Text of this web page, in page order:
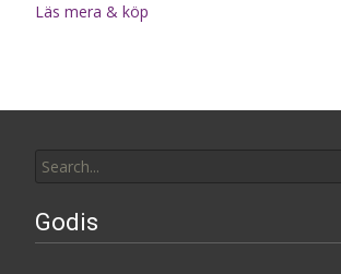
Läs mera & köp
for:
Godis